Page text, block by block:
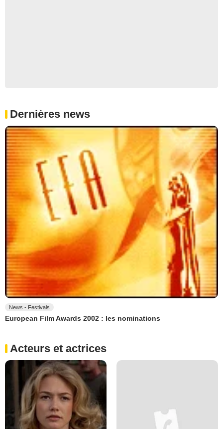
Dernières news
News - Festivals
European Film Awards 2002 : les nominations
Acteurs et actrices